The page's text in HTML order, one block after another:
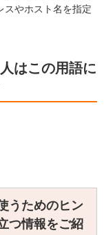
スやホスト名を指定
はこの用語に
うためのヒン
つ情報をご紹